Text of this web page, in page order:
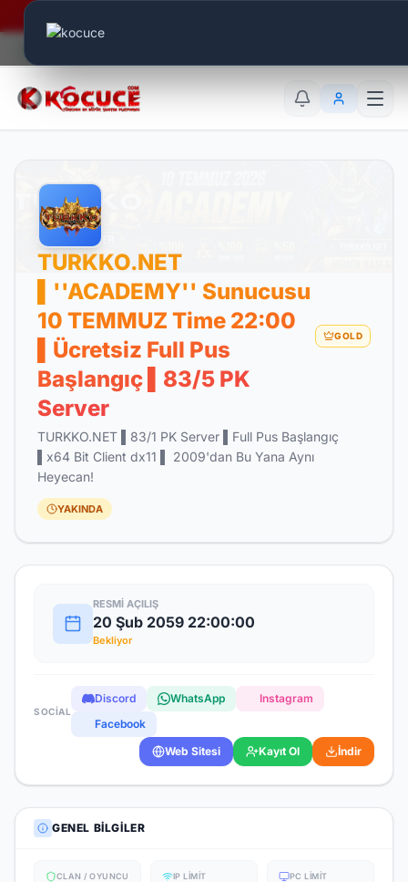
TURKKO.NET
▌''ACADEMY'' Sunucusu
10 TEMMUZ Time 22:00
▌Ücretsiz Full Pus
Başlangıç ▌83/5 PK
Server
GOLD
TURKKO.NET ▌83/1 PK Server ▌Full Pus Başlangıç
▌x64 Bit Client dx11 ▌ 2009'dan Bu Yana Aynı
Heyecan!
YAKINDA
RESMI AÇILIŞ
20 Şub 2059 22:00:00
Bekliyor
SOCIAL
Discord WhatsApp
Instagram
Facebook
Web Sitesi
Kayıt Ol İndir
GENEL BILGILER
CLAN / OYUNCU IP LIMIT PC LIMIT